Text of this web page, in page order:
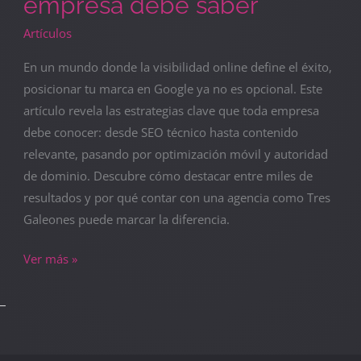
Artículos
En un mundo donde la visibilidad online define el éxito,
posicionar tu marca en Google ya no es opcional. Este
artículo revela las estrategias clave que toda empresa
debe conocer: desde SEO técnico hasta contenido
relevante, pasando por optimización móvil y autoridad
de dominio. Descubre cómo destacar entre miles de
resultados y por qué contar con una agencia como Tres
Galeones puede marcar la diferencia.
Ver más »